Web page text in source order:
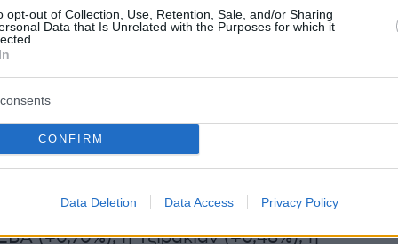
opt-out of Collection, Use, Retention, Sale, and/or Sharing
Data that Is Unrelated with the Purposes for which it
CONFIRM
Data Deletion Data Access Privacy Policy
στη Mytilineos (-4,06%), ακολουθούμενη
3,47%), την Alpha Bank (-3,30%), την Εθνική
την Τράπεζα Πειραιώς (-3,10%), την
(-1,99%) και τον ΟΤΕ (-1,28%).
μικρότερη κεφαλαιοποίηση, ανοδικά
η Μοτοδυναμική (+0,83%), η Αστήρ Παλάς
(+0,70%), η Τζιρακιάν (+0,48%), η